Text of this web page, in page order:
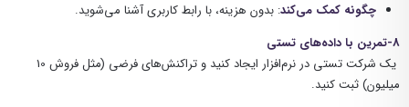
چگونه کمک می‌کند: بدون هزینه، با رابط کاربری آشنا می‌شوید.
8-تمرین با داده‌های تستی
یک شرکت تستی در نرم‌افزار ایجاد کنید و تراکنش‌های فرضی (مثل فروش 10
میلیون) ثبت کنید.